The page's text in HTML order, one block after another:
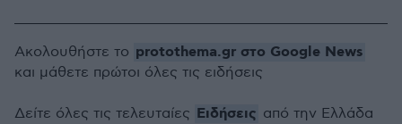
Ακολουθήστε το protothema.gr στο Google News
και μάθετε πρώτοι όλες τις ειδήσεις
Δείτε όλες τις τελευταίες Ειδήσεις από την Ελλάδα